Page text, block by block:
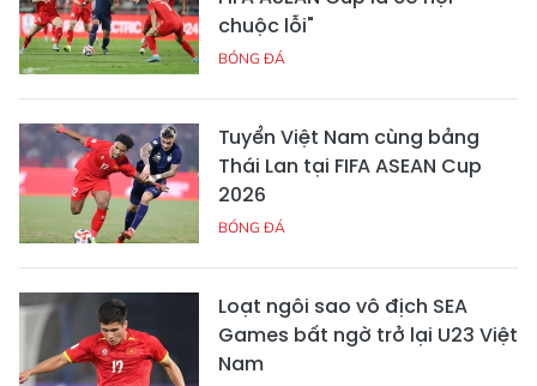
chuộc lỗi"
BÓNG ĐÁ
Tuyển Việt Nam cùng bảng
Thái Lan tại FIFA ASEAN Cup
2026
BÓNG ĐÁ
Loạt ngôi sao vô địch SEA
Games bất ngờ trở lại U23 Việt
Nam